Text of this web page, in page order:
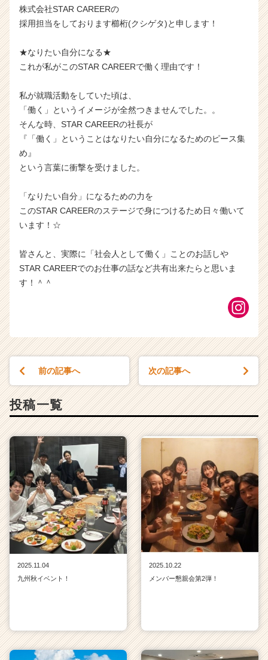
株式会社STAR CAREERの
採用担当をしております櫛桁(クシゲタ)と申します！
★なりたい自分になる★
これが私がこのSTAR CAREERで働く理由です！
私が就職活動をしていた頃は、
「働く」というイメージが全然つきませんでした。。
そんな時、STAR CAREERの社長が
『「働く」ということはなりたい自分になるためのピース集
め』
という言葉に衝撃を受けました。
「なりたい自分」になるための力を
このSTAR CAREERのステージで身につけるため日々働いて
います！☆
皆さんと、実際に「社会人として働く」ことのお話しや
STAR CAREERでのお仕事の話など共有出来たらと思いま
す！＾＾
前の記事へ 次の記事へ
投稿一覧
2025.11.04
九州秋イベント！
2025.10.22
メンバー懇親会第2弾！